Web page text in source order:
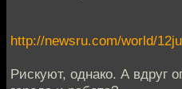
http://newsru.com/world/
Рискуют, однако. А вдруг